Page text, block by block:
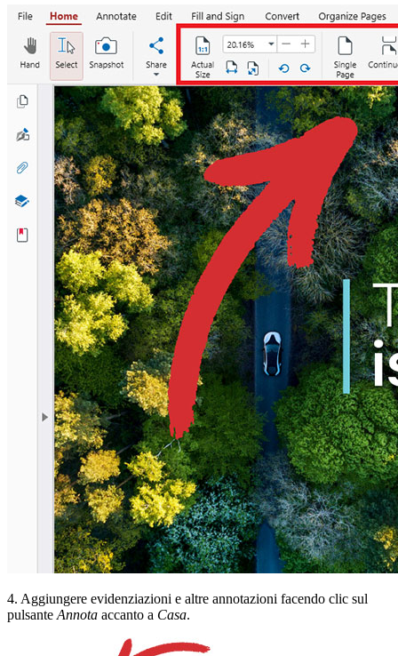
4. Aggiungere evidenziazioni e altre annotazioni facendo clic sul
pulsante Annota accanto a Casa.